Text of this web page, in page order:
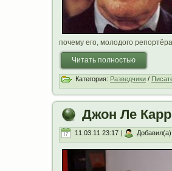
почему его, молодого
Читать полностью
Категория: Разведчики /
Джон Ле
11.03.11 23:17 |